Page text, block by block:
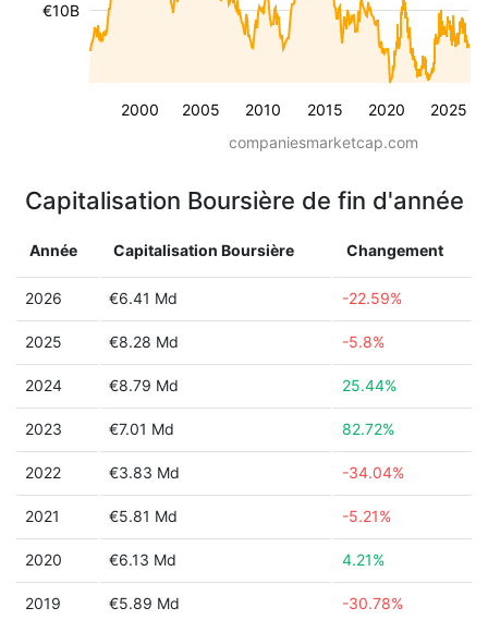
2000 2005 2010 2015 2020 2025
€10B
companiesmarketcap.com
Capitalisation Boursière de fin d'année
Année Capitalisation Boursière Changement
2026 €6.41 Md -22.59%
2025 €8.28 Md -5.8%
2024 €8.79 Md 25.44%
2023 €7.01 Md 82.72%
2022 €3.83 Md -34.04%
2021 €5.81 Md -5.21%
2020 €6.13 Md 4.21%
2019 €5.89 Md -30.78%